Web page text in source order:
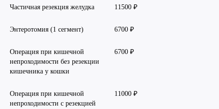
Частичная резекция желудка 11500 ₽
Энтеротомия (1 сегмент) 6700 ₽
Операция при кишечной
непроходимости без резекции
кишечника у кошки
6700 ₽
Операция при кишечной
непроходимости с резекцией
11000 ₽